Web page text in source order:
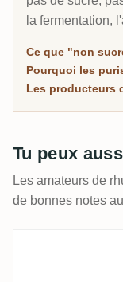
la fermentation,
connaisseurs
ici est classée
Ce que "non
Pourquoi les
Les producteurs
Tu peux
Les amateurs de
de bonnes notes